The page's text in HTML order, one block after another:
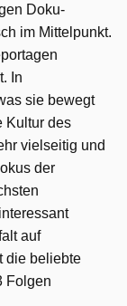
Doku-
im Mittelpunkt.
In
sie bewegt
Kultur des
vielseitig und
der
auf
die beliebte
Folgen